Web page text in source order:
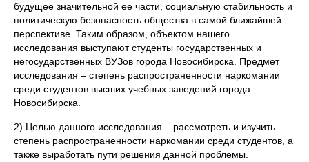
будущее значительной ее части, социальную стабильность и
политическую безопасность общества в самой ближайшей
перспективе. Таким образом, объектом нашего
исследования выступают студенты государственных и
негосударственных ВУЗов города Новосибирска. Предмет
исследования – степень распространенности наркомании
среди студентов высших учебных заведений города
Новосибирска.
2) Целью данного исследования – рассмотреть и изучить
степень распространенности наркомании среди студентов, а
также выработать пути решения данной проблемы.